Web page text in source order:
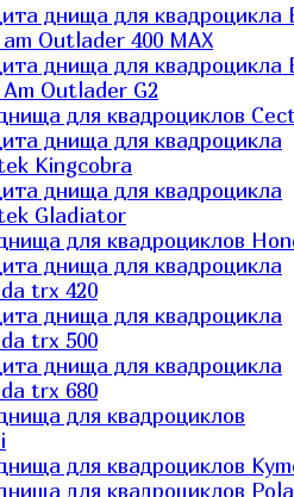
днища для квадроцикла
am Outlader 400 MAX
днища для квадроцикла
Аm Outlader G2
для квадроциклов
днища для квадроцикла
Kingcobra
днища для квадроцикла
Gladiator
для квадроциклов
днища для квадроцикла
trx 420
днища для квадроцикла
trx 500
днища для квадроцикла
trx 680
для квадроциклов
для квадроциклов
для квадроциклов